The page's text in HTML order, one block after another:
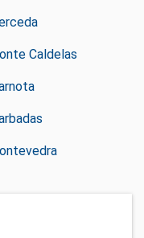
Caldelas